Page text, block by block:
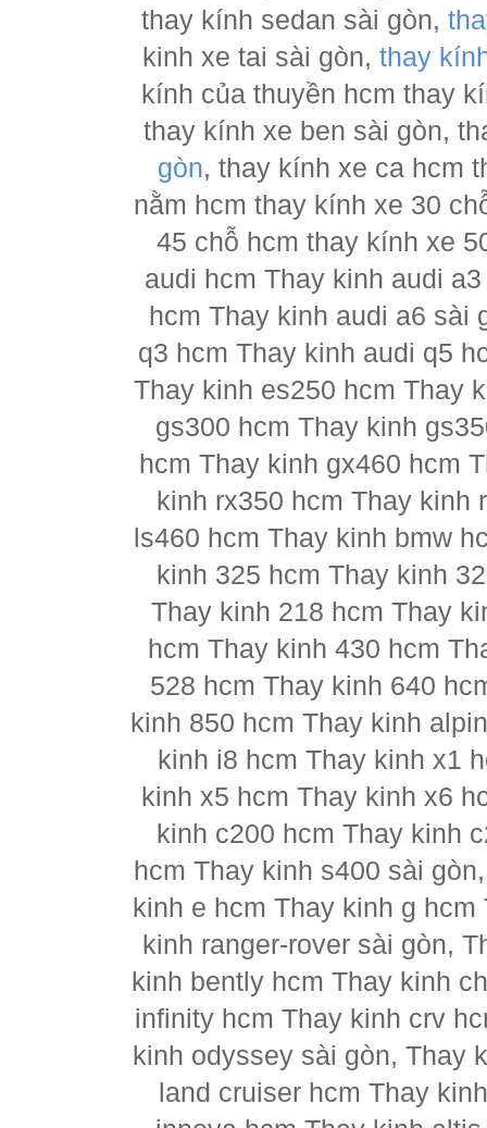
thay kính sedan sài gòn,
kinh xe tai sài gòn, thay
kính của thuyền hcm thay
thay kính xe ben sài gòn,
gòn, thay kính xe ca hcm
nằm hcm thay kính xe 30
45 chỗ hcm thay kính xe
audi hcm Thay kinh audi
hcm Thay kinh audi a6 sài
q3 hcm Thay kinh audi q5
Thay kinh es250 hcm Thay
gs300 hcm Thay kinh
hcm Thay kinh gx460 hcm
kinh rx350 hcm Thay kinh
ls460 hcm Thay kinh bmw
kinh 325 hcm Thay kinh
Thay kinh 218 hcm Thay
hcm Thay kinh 430 hcm
528 hcm Thay kinh 640
kinh 850 hcm Thay kinh
kinh i8 hcm Thay kinh x1
kinh x5 hcm Thay kinh x6
kinh c200 hcm Thay kinh
hcm Thay kinh s400 sài
kinh e hcm Thay kinh g
kinh ranger-rover sài gòn,
kinh bently hcm Thay kinh
infinity hcm Thay kinh crv
kinh odyssey sài gòn, Thay
land cruiser hcm Thay